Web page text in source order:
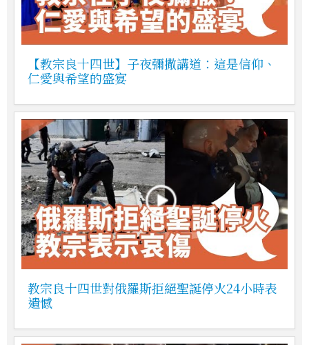
【教宗良十四世】子夜彌撒講道：這是信仰、
仁愛與希望的盛宴
教宗良十四世對俄羅斯拒絕聖誕停火24小時表
遺憾